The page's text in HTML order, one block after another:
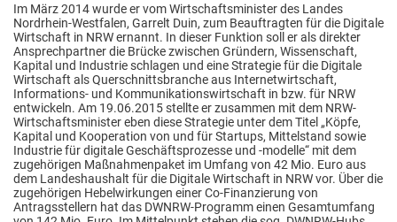
Im März 2014 wurde er vom Wirtschaftsminister des Landes
Nordrhein‐Westfalen, Garrelt Duin, zum Beauftragten für die Digitale
Wirtschaft in NRW ernannt. In dieser Funktion soll er als direkter
Ansprechpartner die Brücke zwischen Gründern, Wissenschaft,
Kapital und Industrie schlagen und eine Strategie für die Digitale
Wirtschaft als Querschnittsbranche aus Internetwirtschaft,
Informations‐ und Kommunikationswirtschaft in bzw. für NRW
entwickeln. Am 19.06.2015 stellte er zusammen mit dem NRW-
Wirtschaftsminister eben diese Strategie unter dem Titel „Köpfe,
Kapital und Kooperation von und für Startups, Mittelstand sowie
Industrie für digitale Geschäftsprozesse und -modelle“ mit dem
zugehörigen Maßnahmenpaket im Umfang von 42 Mio. Euro aus
dem Landeshaushalt für die Digitale Wirtschaft in NRW vor. Über die
zugehörigen Hebelwirkungen einer Co-Finanzierung von
Antragsstellern hat das DWNRW-Programm einen Gesamtumfang